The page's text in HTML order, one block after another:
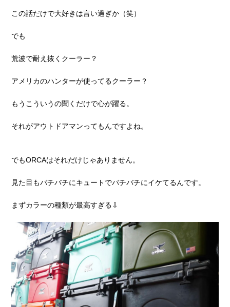
この話だけで大好きは言い過ぎか（笑）
でも
荒波で耐え抜くクーラー？
アメリカのハンターが使ってるクーラー？
もうこういうの聞くだけで心が躍る。
それがアウトドアマンってもんですよね。
でもORCAはそれだけじゃありません。
見た目もバチバチにキュートでバチバチにイケてるんです。
まずカラーの種類が最高すぎる⇩